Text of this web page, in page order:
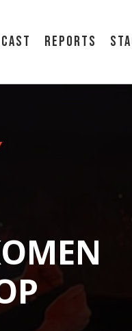
Reports